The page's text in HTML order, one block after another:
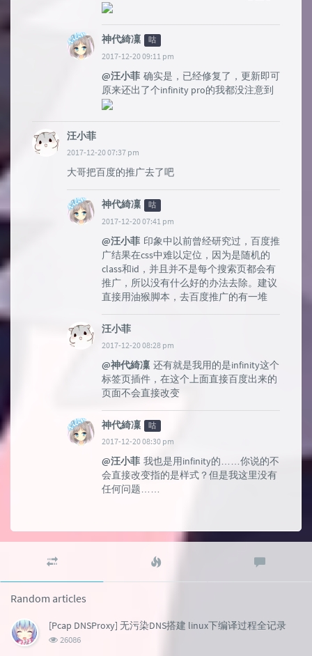
神代綺凜 咕
2017-12-20 09:11 pm
@汪小菲 确实是，已经修复了，更新即可
原来还出了个infinity pro的我都没注意到
汪小菲
2017-12-20 07:37 pm
大哥把百度的推广去了吧
神代綺凜 咕
2017-12-20 07:41 pm
@汪小菲 印象中以前曾经研究过，百度推
广结果在css中难以定位，因为是随机的
class和id，并且并不是每个搜索页都会有
推广，所以没有什么好的办法去除。建议
直接用油猴脚本，去百度推广的有一堆
汪小菲
2017-12-20 08:28 pm
@神代綺凜 还有就是我用的是infinity这个
标签页插件，在这个上面直接百度出来的
页面不会直接改变
神代綺凜 咕
2017-12-20 08:30 pm
@汪小菲 我也是用infinity的……你说的不
会直接改变指的是样式？但是我这里没有
任何问题……
Random articles
[Pcap DNSProxy] 无污染DNS搭建 linux下编译过程全记录
浏
26086